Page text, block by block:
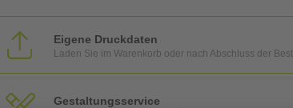
Eigene Druckdaten
Laden Sie im Warenkorb oder nach Abschluss der
Gestaltungsservice